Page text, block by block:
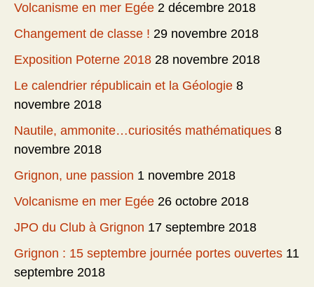
Volcanisme en mer Egée 2 décembre 2018
Changement de classe ! 29 novembre 2018
Exposition Poterne 2018 28 novembre 2018
Le calendrier républicain et la Géologie 8
novembre 2018
Nautile, ammonite…curiosités mathématiques 8
novembre 2018
Grignon, une passion 1 novembre 2018
Volcanisme en mer Egée 26 octobre 2018
JPO du Club à Grignon 17 septembre 2018
Grignon : 15 septembre journée portes ouvertes 11
septembre 2018